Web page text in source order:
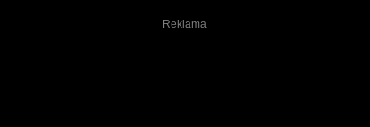
Reklama